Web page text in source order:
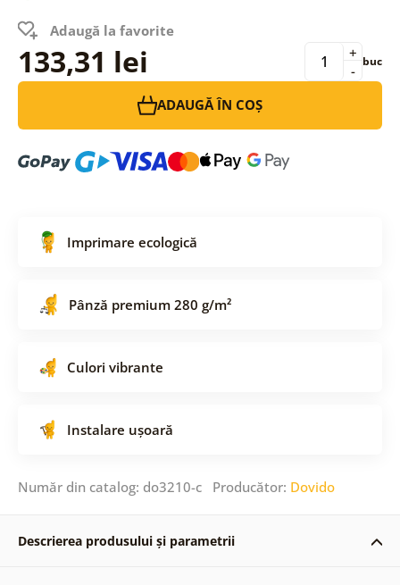
Adaugă la favorite
133,31 lei -
+ buc
ADAUGĂ ÎN COȘ
Imprimare ecologică
Pânză premium 280 g/m²
Culori vibrante
Instalare ușoară
Număr din catalog: do3210-c Producător: Dovido
Descrierea produsului și parametrii